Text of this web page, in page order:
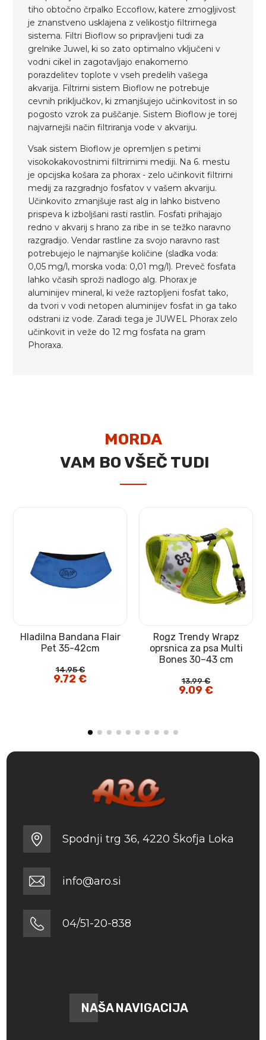
tiho obtočno črpalko Eccoflow, katere zmogljivost
je znanstveno usklajena z velikostjo filtrirnega
sistema. Filtri Bioflow so pripravljeni tudi za
grelnike Juwel, ki so zato optimalno vključeni v
vodni cikel in zagotavljajo enakomerno
porazdelitev toplote v vseh predelih vašega
akvarija. Filtrirni sistem Bioflow ne potrebuje
cevnih priključkov, ki zmanjšujejo učinkovitost in so
pogosto vzrok za puščanje. Sistem Bioflow je torej
najvarnejši način filtriranja vode v akvariju.
Vsak sistem Bioflow je opremljen s petimi
visokokakovostnimi filtrirnimi mediji. Na 6. mestu
je opcijska košara za phorax - zelo učinkovit filtrirni
medij za razgradnjo fosfatov v vašem akvariju.
Učinkovito zmanjšuje rast alg in lahko bistveno
prispeva k izboljšani rasti rastlin. Fosfati prihajajo
redno v akvarij s hrano za ribe in se težko naravno
razgradijo. Vendar rastline za svojo naravno rast
potrebujejo le najmanjše količine (sladka voda:
0,05 mg/l, morska voda: 0,01 mg/l). Preveč fosfata
lahko včasih sproži nadlogo alg. Phorax je
aluminijev mineral, ki veže raztopljeni fosfat tako,
da tvori v vodi netopen aluminijev fosfat in ga tako
odstrani iz vode. Zaradi tega je JUWEL Phorax zelo
učinkovit in veže do 12 mg fosfata na gram
Phoraxa.
MORDA
VAM BO VŠEČ TUDI
Hladilna Bandana Flair
Pet 35-42cm
14.95€
Izvirna
cena
9.72€Trenutna
cena
Rogz Trendy Wrapz
oprsnica za psa Multi
Bones 30–43 cm
13.99€
Izvirna
cena
9.09€Trenutna
cena
Spodnji trg 36, 4220 Škofja Loka
info@aro.si
04/51-20-838
NAŠA NAVIGACIJA